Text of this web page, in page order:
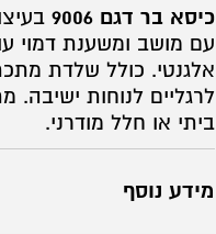
כיסא בר דגם 9006
עם מושב ומשענת דמוי
אלגנטי. כולל שלדת
לרגליים לנוחות
ביתי או חלל מודרני.
מידע נוסף